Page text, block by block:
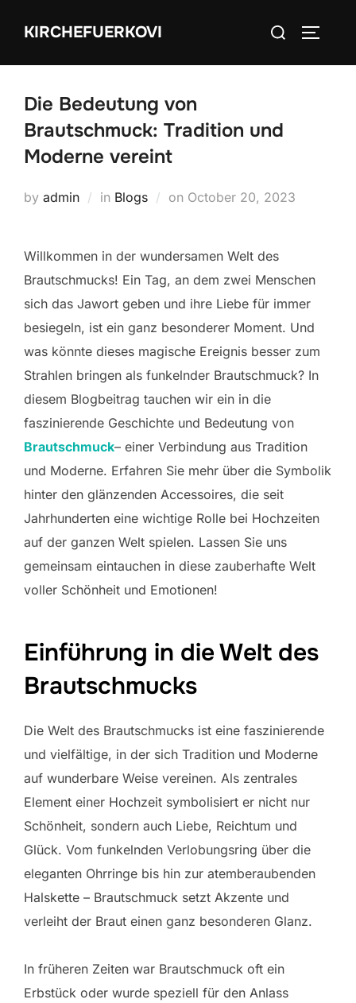
KIRCHEFUERKOVI
Search
Die Bedeutung von
Brautschmuck: Tradition und
Moderne vereint
by admin in Blogs on Posted
October 20, 2023
Willkommen in der wundersamen Welt des
Brautschmucks! Ein Tag, an dem zwei Menschen
sich das Jawort geben und ihre Liebe für immer
besiegeln, ist ein ganz besonderer Moment. Und
was könnte dieses magische Ereignis besser zum
Strahlen bringen als funkelnder Brautschmuck? In
diesem Blogbeitrag tauchen wir ein in die
faszinierende Geschichte und Bedeutung von
Brautschmuck– einer Verbindung aus Tradition
und Moderne. Erfahren Sie mehr über die Symbolik
hinter den glänzenden Accessoires, die seit
Jahrhunderten eine wichtige Rolle bei Hochzeiten
auf der ganzen Welt spielen. Lassen Sie uns
gemeinsam eintauchen in diese zauberhafte Welt
voller Schönheit und Emotionen!
Einführung in die Welt des
Brautschmucks
Die Welt des Brautschmucks ist eine faszinierende
und vielfältige, in der sich Tradition und Moderne
auf wunderbare Weise vereinen. Als zentrales
Element einer Hochzeit symbolisiert er nicht nur
Schönheit, sondern auch Liebe, Reichtum und
Glück. Vom funkelnden Verlobungsring über die
eleganten Ohrringe bis hin zur atemberaubenden
Halskette – Brautschmuck setzt Akzente und
verleiht der Braut einen ganz besonderen Glanz.
In früheren Zeiten war Brautschmuck oft ein
Erbstück oder wurde speziell für den Anlass